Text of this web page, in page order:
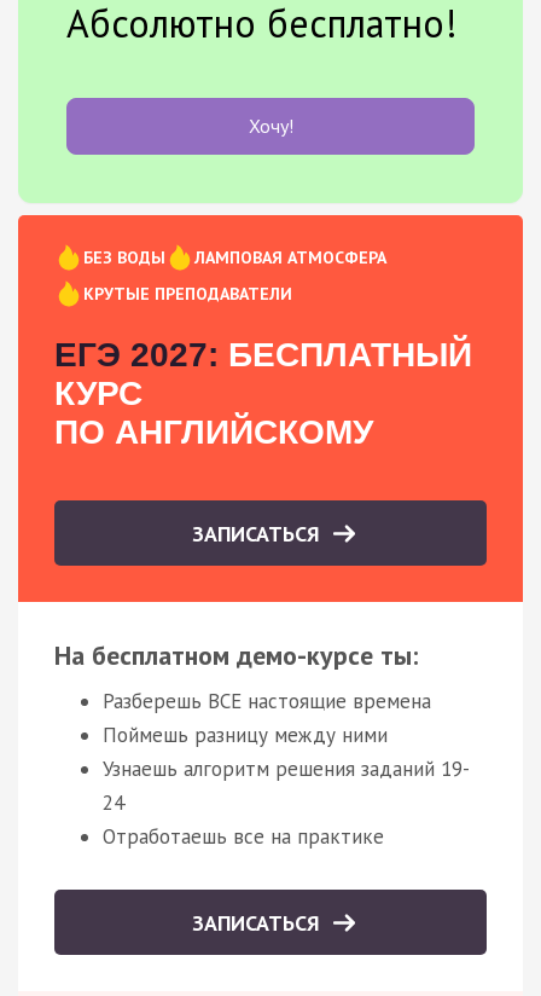
Абсолютно бесплатно!
Хочу!
БЕЗ ВОДЫ
ЛАМПОВАЯ АТМОСФЕРА
КРУТЫЕ ПРЕПОДАВАТЕЛИ
ЕГЭ 2027: БЕСПЛАТНЫЙ
КУРС
ПО АНГЛИЙСКОМУ
ЗАПИСАТЬСЯ
На бесплатном демо-курсе ты:
Разберешь ВСЕ настоящие времена
Поймешь разницу между ними
Узнаешь алгоритм решения заданий 19-
24
Отработаешь все на практике
ЗАПИСАТЬСЯ